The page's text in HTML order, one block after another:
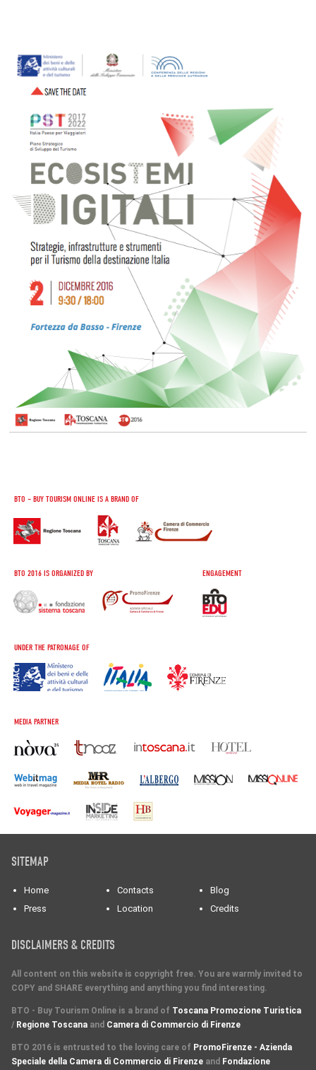
BTO – BUY TOURISM ONLINE IS A BRAND OF
BTO 2016 IS ORGANIZED BY ENGAGEMENT
UNDER THE PATRONAGE OF
MEDIA PARTNER
SITEMAP
Home Contacts
Blog
Press
Location Credits
DISCLAIMERS & CREDITS
All content on this website is copyright free. You are warmly invited to
COPY and SHARE everything and anything you find interesting.
BTO - Buy Tourism Online is a brand of Toscana Promozione Turistica
/ Regione Toscana and Camera di Commercio di Firenze
BTO 2016 is entrusted to the loving care of PromoFirenze - Azienda
Speciale della Camera di Commercio di Firenze and Fondazione